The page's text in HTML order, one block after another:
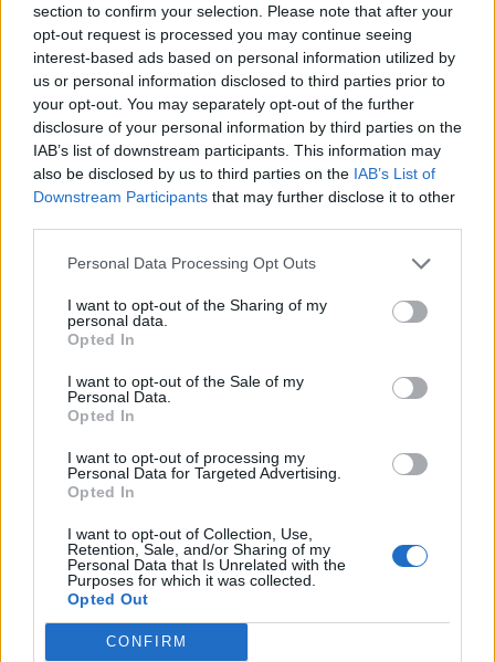
section to confirm your selection. Please note that after your
opt-out request is processed you may continue seeing
interest-based ads based on personal information utilized by
us or personal information disclosed to third parties prior to
your opt-out. You may separately opt-out of the further
disclosure of your personal information by third parties on the
IAB’s list of downstream participants. This information may
also be disclosed by us to third parties on the IAB’s List of
Downstream Participants that may further disclose it to other
Personal Data Processing Opt Outs
I want to opt-out of the Sharing of my
personal data.
Opted In
I want to opt-out of the Sale of my
Personal Data.
Opted In
I want to opt-out of processing my
Personal Data for Targeted Advertising.
Opted In
I want to opt-out of Collection, Use,
Retention, Sale, and/or Sharing of my
Personal Data that Is Unrelated with the
Purposes for which it was collected.
Opted Out
CONFIRM
Come sempre, grande attenzione alle vostre
domande: priorità ai nostri abbonati (vi
ricordiamo che per chiha già un qualsiasi
abbonamento Prime, abbonarsi a Fantacalcio TV
su Twitch è gratis
), ma risposte per tutti, come
sempre.
Redazione Fantacalcio.it